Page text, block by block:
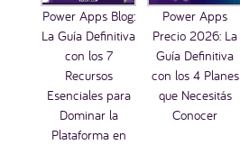
Power Apps Blog:
La Guía Definitiva
con los 7
Recursos
Esenciales para
Dominar la
Plataforma en
Power Apps
Precio 2026: La
Guía Definitiva
con los 4 Planes
que Necesitás
Conocer